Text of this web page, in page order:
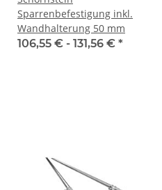
Sparrenbefestigung inkl.
Wandhalterung 50 mm
106,55 € - 131,56 € *